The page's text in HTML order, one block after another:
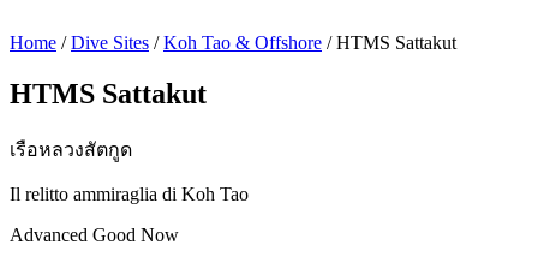
Home / Dive Sites / Koh Tao & Offshore / HTMS Sattakut
HTMS Sattakut
เรือหลวงสัตกูด
Il relitto ammiraglia di Koh Tao
Advanced Good Now